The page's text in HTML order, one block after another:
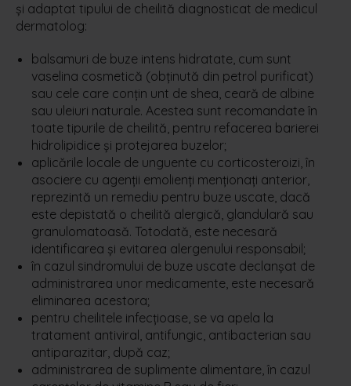
și adaptat tipului de cheilită diagnosticat de medicul
dermatolog:
balsamuri de buze intens hidratate, cum sunt
vaselina cosmetică (obținută din petrol purificat)
sau cele care conțin unt de shea, ceară de albine
sau uleiuri naturale. Acestea sunt recomandate în
toate tipurile de cheilită, pentru refacerea barierei
hidrolipidice și protejarea buzelor;
aplicările locale de unguente cu corticosteroizi, în
asociere cu agenții emolienți menționați anterior,
reprezintă un remediu pentru buze uscate, dacă
este depistată o cheilită alergică, glandulară sau
granulomatoasă. Totodată, este necesară
identificarea și evitarea alergenului responsabil;
în cazul sindromului de buze uscate declanșat de
administrarea unor medicamente, este necesară
eliminarea acestora;
pentru cheilitele infecțioase, se va apela la
tratament antiviral, antifungic, antibacterian sau
antiparazitar, după caz;
administrarea de suplimente alimentare, în cazul